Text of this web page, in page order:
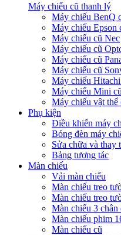
Máy chiếu cũ thanh lý
Máy chiếu BenQ
Máy chiếu Epson
Máy chiếu cũ Nec
Máy chiếu cũ
Máy chiếu cũ
Máy chiếu cũ
Máy chiếu
Máy chiếu Mini cũ
Máy chiếu vật thể
Phụ kiện
Điều khiển máy
Bóng đèn máy
Sửa chữa và thay
Bảng tương tác
Màn chiếu
Vải màn chiếu
Màn chiếu treo
Màn chiếu treo
Màn chiếu 3 chân
Màn chiếu phim
Màn chiếu cũ